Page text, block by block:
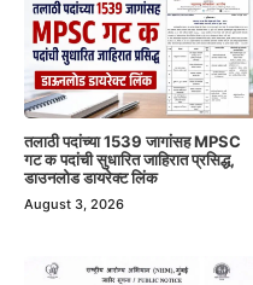
तलाठी पदांच्या 1539 जागांसह MPSC
गट क पदांची सुधारित जाहिरात प्रसिद्ध,
डाउनलोड डायरेक्ट लिंक
August 3, 2026